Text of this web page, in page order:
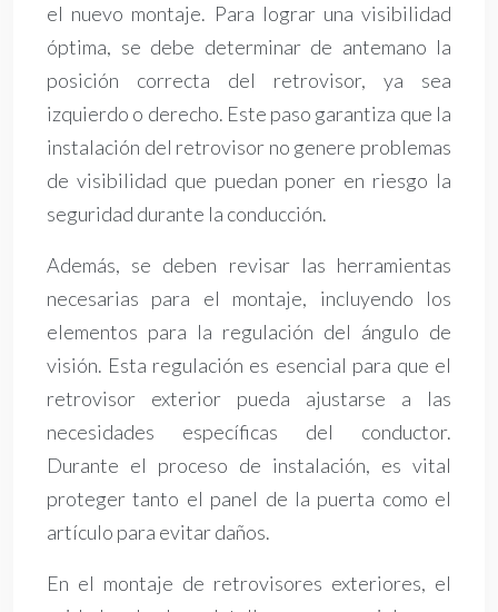
el nuevo montaje. Para lograr una visibilidad
óptima, se debe determinar de antemano la
posición correcta del retrovisor, ya sea
izquierdo o derecho. Este paso garantiza que la
instalación del retrovisor no genere problemas
de visibilidad que puedan poner en riesgo la
seguridad durante la conducción.
Además, se deben revisar las herramientas
necesarias para el montaje, incluyendo los
elementos para la regulación del ángulo de
visión. Esta regulación es esencial para que el
retrovisor exterior pueda ajustarse a las
necesidades específicas del conductor.
Durante el proceso de instalación, es vital
proteger tanto el panel de la puerta como el
artículo para evitar daños.
En el montaje de retrovisores exteriores, el